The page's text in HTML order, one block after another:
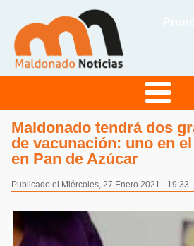
Maldonado tendrá dos
de vacunación: uno en
en Pan de Azúcar
Publicado el Miércoles, 27 Enero 2021 - 19:33